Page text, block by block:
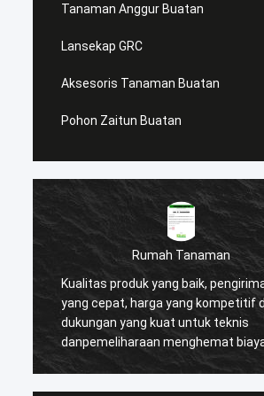
Tanaman Anggur Buatan
Lansekap GRC
Aksesoris Tanaman Buatan
Pohon Zaitun Buatan
Rumah Tanaman
Kualitas produk yang baik,
yang cepat, harga yang kompetitif
dukungan yang kuat untuk teknis
danpemeliharaan menghemat
proyek dan membantu kami